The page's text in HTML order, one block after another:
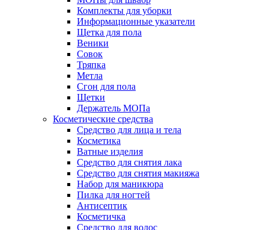
Комплекты для уборки
Информационные указатели
Щетка для пола
Веники
Совок
Тряпка
Метла
Сгон для пола
Щетки
Держатель МОПа
Косметические средства
Средство для лица и тела
Косметика
Ватные изделия
Средство для снятия лака
Средство для снятия макияжа
Набор для маникюра
Пилка для ногтей
Антисептик
Косметичка
Средство для волос